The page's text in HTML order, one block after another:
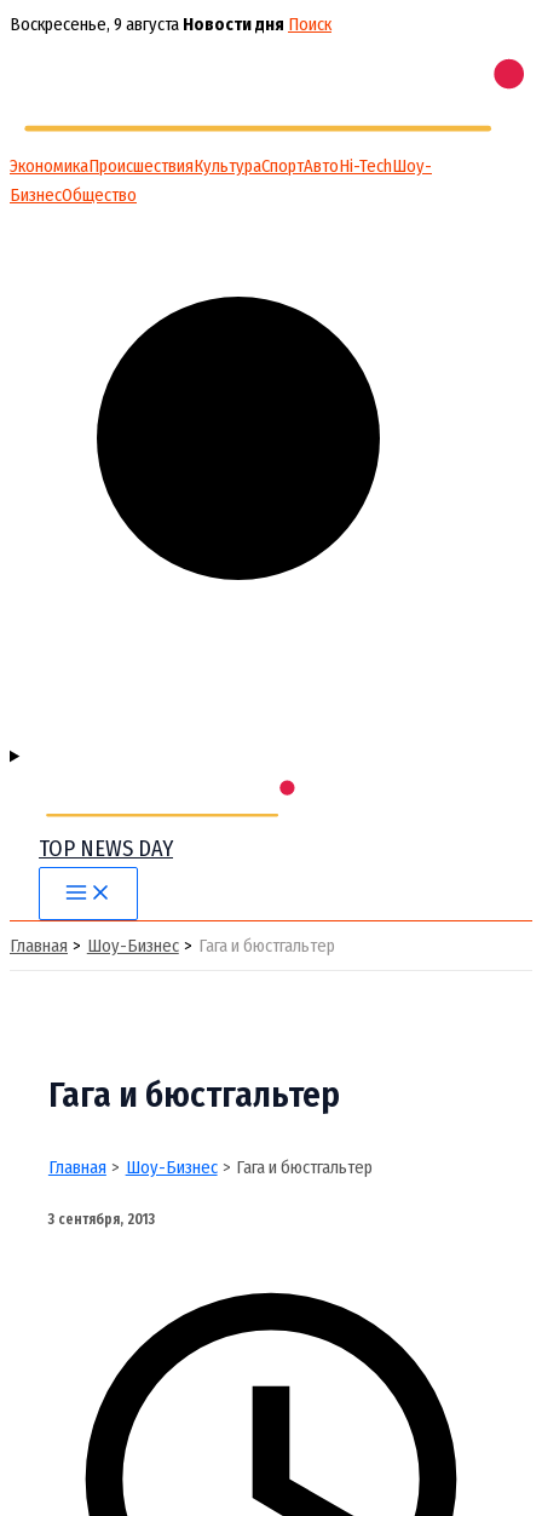
Перейти
Воскресенье, 9 августа Новости дня Поиск
ЭкономикаПроисшествияКультураСпортАвтоHi-TechШоу-
БизнесОбщество
TOP NEWS DAY
Main
Menu
Главная Шоу-Бизнес Гага и бюстгальтер
Гага и бюстгальтер
Главная Шоу-Бизнес Гага и бюстгальтер
3 сентября, 2013